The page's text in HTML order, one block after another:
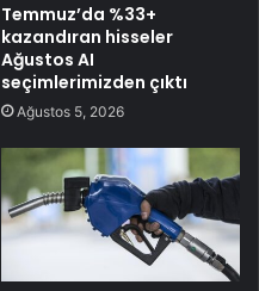
Temmuz’da %33+
kazandıran hisseler
Ağustos AI
seçimlerimizden çıktı
Ağustos 5, 2026